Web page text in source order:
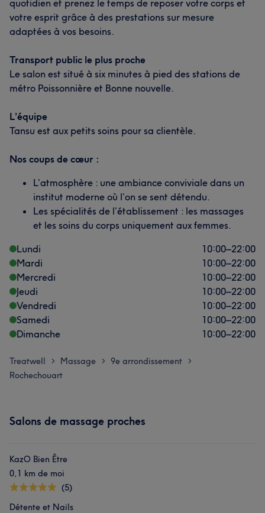
quotidien et prenez le temps de reposer votre corps et
votre esprit grâce à des prestations sur mesure
adaptées à vos besoins.
Transport public le plus proche
Le salon est situé à six minutes à pied des stations de
métro Poissonnière et Bonne nouvelle.
L’équipe
Tansu est aux petits soins pour sa clientèle.
Nos coups de cœur :
L’atmosphère : une ambiance conviviale dans un
institut moderne où l’on se sent détendu.
Les spécialités de l’établissement : les massages
et les soins du corps uniquement aux femmes.
Lundi
10:00–22:00
Mardi
10:00–22:00
Mercredi
10:00–22:00
Jeudi
10:00–22:00
Vendredi
10:00–22:00
Samedi
10:00–22:00
Dimanche
10:00–22:00
Treatwell > Massage > 9e arrondissement >
Rochechouart
Salons de massage proches
KazO Bien Être
0,1 km de moi
(5)
Détente et Nails